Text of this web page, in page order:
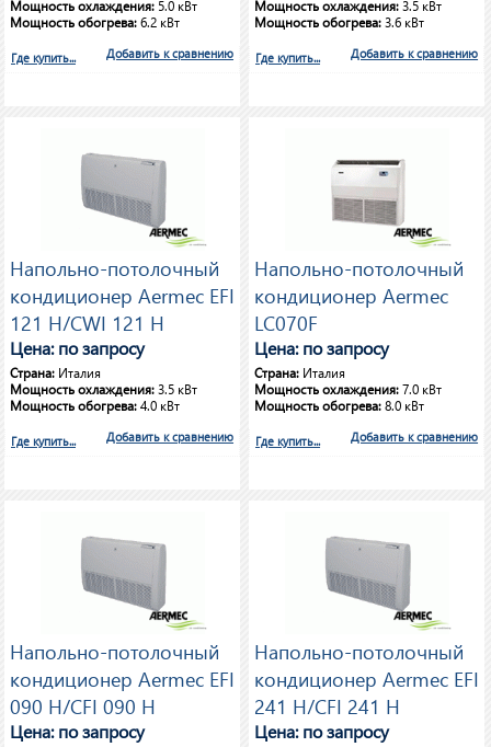
Мощность охлаждения: 5.0 кВт
Мощность обогрева: 6.2 кВт
Добавить к сравнению
Где купить...
Мощность охлаждения:3.5 кВт
Мощность обогрева:3.6 кВт
Добавить к сравнению
Где купить...
Напольно-потолочный
кондиционер Aermec EFI
121 H/CWI 121 H
Цена: по запросу
Страна: Италия
Мощность охлаждения: 3.5 кВт
Мощность обогрева: 4.0 кВт
Добавить к сравнению
Где купить...
Напольно-потолочный
кондиционер Aermec
LC070F
Цена: по запросу
Страна: Италия
Мощность охлаждения:7.0 кВт
Мощность обогрева:8.0 кВт
Добавить к сравнению
Где купить...
Напольно-потолочный
кондиционер Aermec EFI
090 H/CFI 090 H
Цена: по запросу
Напольно-потолочный
кондиционер Aermec EFI
241 H/CFI 241 H
Цена: по запросу